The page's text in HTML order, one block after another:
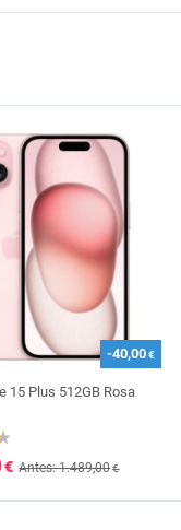
-40,00€
15 Plus 512GB Rosa
€ Antes: 1.489,00€